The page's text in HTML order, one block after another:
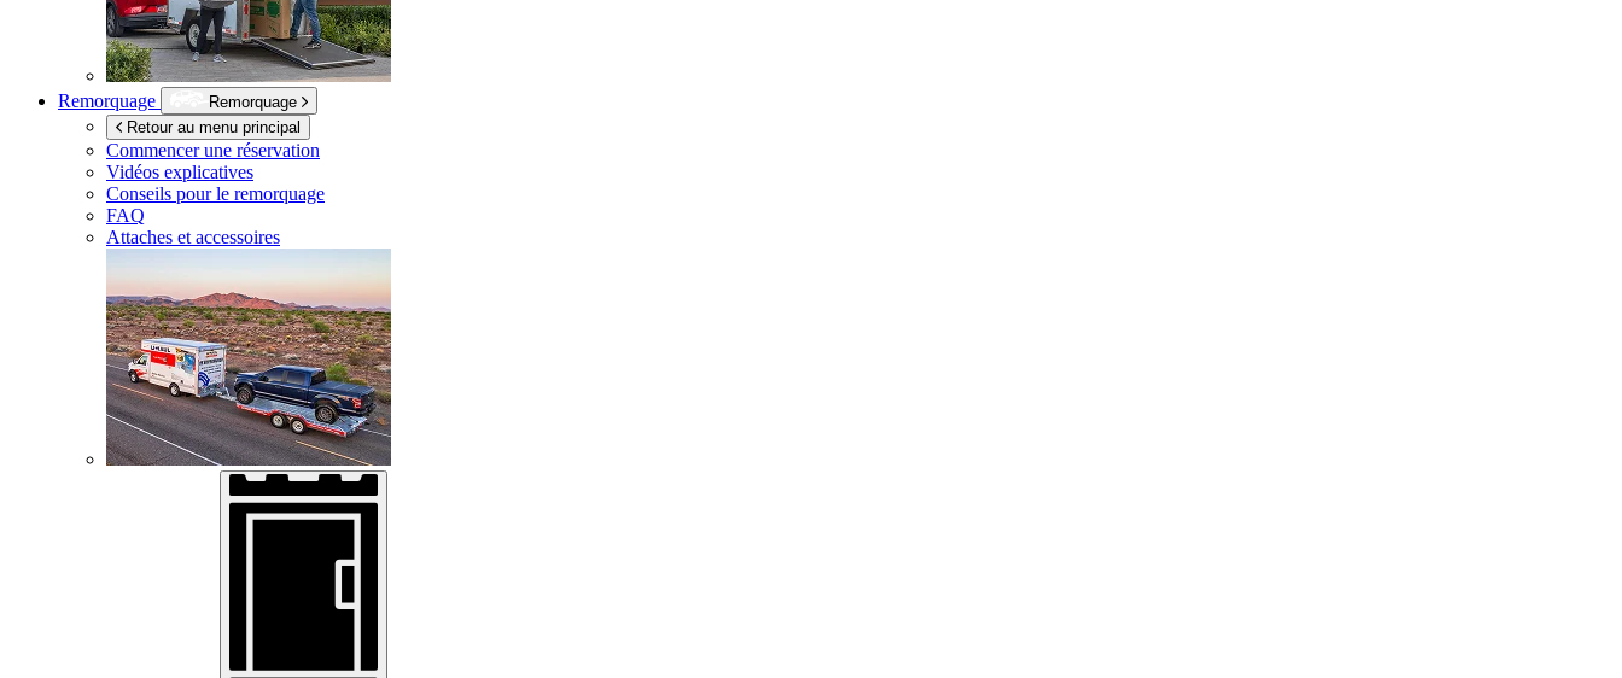
Remorquage
Remorquage
Retour au menu principal
Commencer une réservation
Vidéos explicatives
Conseils pour le remorquage
FAQ
Attaches et accessoires